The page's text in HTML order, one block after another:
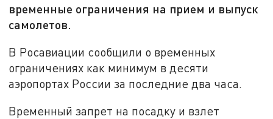
временные ограничения на прием и выпуск
самолетов.
В Росавиации сообщили о временных
ограничениях как минимум в десяти
аэропортах России за последние два часа.
Временный запрет на посадку и взлет